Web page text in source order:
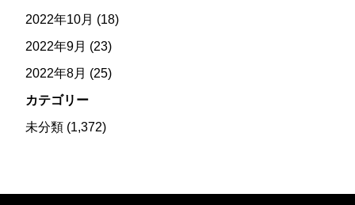
2022年10月 (18)
2022年9月 (23)
2022年8月 (25)
カテゴリー
未分類(1,372)